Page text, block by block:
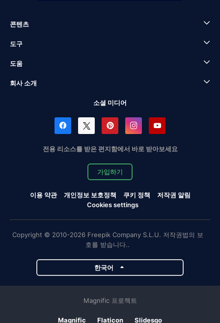
콘텐츠
도구
도움
회사 소개
소셜 미디어
전용 리소스를 받은 편지함에서 바로 받아보세요
가입하기
이용 약관 개인정보 보호정책 쿠키 정책
저작권 알림
Cookies settings
Copyright © 2010-2026 Freepik Company S.L.U. 저작권법의 보
호를 받습니다..
한국어
Magnific 프로젝트
Magnific Flaticon Slidesgo